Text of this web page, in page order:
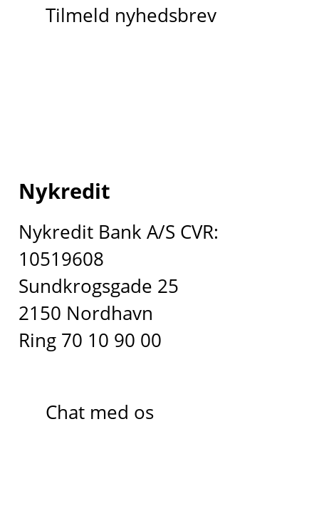
Tilmeld nyhedsbrev
Nykredit
Nykredit Bank A/S CVR:
10519608
Sundkrogsgade 25
2150 Nordhavn
Ring 70 10 90 00
Chat med os